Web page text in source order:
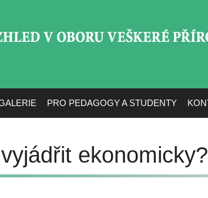
PRO PEDAGOGY A STUDENTY
ekonomicky?